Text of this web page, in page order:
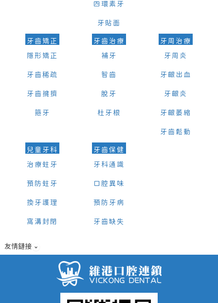
四環素牙
牙貼面
牙齒矯正
隱形矯正
牙齒稀疏
牙齒擁擠
箍牙
牙齒治療
補牙
智齒
脫牙
杜牙根
牙周治療
牙周炎
牙齦出血
牙齦炎
牙齦萎縮
牙齒鬆動
兒童牙科
治療蛀牙
預防蛀牙
換牙護理
窩溝封閉
牙齒保健
牙科通識
口腔異味
預防牙病
牙齒缺失
友情鏈接